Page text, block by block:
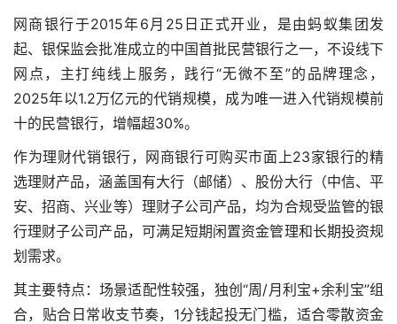
网商银行于2015年6月25日正式开业，是由蚂蚁集团发
起、银保监会批准成立的中国首批民营银行之一，不设线下
网点，主打纯线上服务，践行“无微不至”的品牌理念，
2025年以1.2万亿元的代销规模，成为唯一进入代销规模前
十的民营银行，增幅超30%。
作为理财代销银行，网商银行可购买市面上23家银行的精
选理财产品，涵盖国有大行（邮储）、股份大行（中信、平
安、招商、兴业等）理财子公司产品，均为合规受监管的银
行理财子公司产品，可满足短期闲置资金管理和长期投资规
划需求。
其主要特点：场景适配性较强，独创“周/月利宝+余利宝”组
合，贴合日常收支节奏，1分钱起投无门槛，适合零散资金